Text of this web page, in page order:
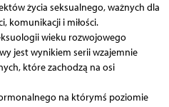
życia seksualnego, ważnych dla
komunikacji i miłości.
wieku rozwojowego
jest wynikiem serii wzajemnie
które zachodzą na osi
na którymś poziomie